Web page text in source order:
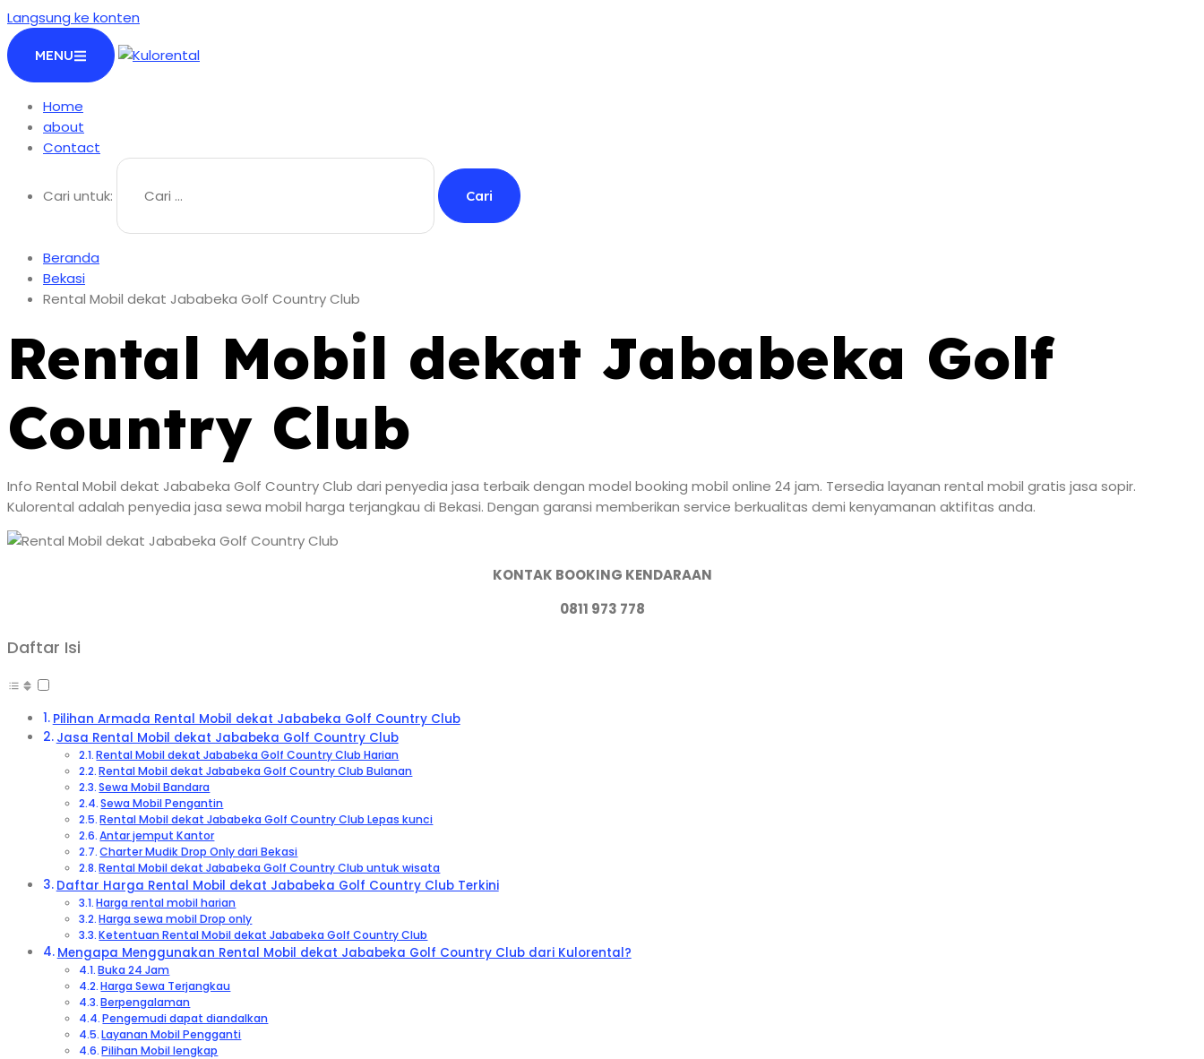
Langsung ke konten
MENU
Home
about
Contact
Cari untuk:
Beranda
Bekasi
Rental Mobil dekat Jababeka Golf Country Club
Rental Mobil dekat Jababeka Golf
Country Club
Info Rental Mobil dekat Jababeka Golf Country Club dari penyedia jasa terbaik dengan model booking mobil online 24 jam. Tersedia layanan rental mobil gratis jasa sopir.
Kulorental adalah penyedia jasa sewa mobil harga terjangkau di Bekasi. Dengan garansi memberikan service berkualitas demi kenyamanan aktifitas anda.
KONTAK BOOKING KENDARAAN
0811 973 778
Daftar Isi
Pilihan Armada Rental Mobil dekat Jababeka Golf Country Club
Jasa Rental Mobil dekat Jababeka Golf Country Club
Rental Mobil dekat Jababeka Golf Country Club Harian
Rental Mobil dekat Jababeka Golf Country Club Bulanan
Sewa Mobil Bandara
Sewa Mobil Pengantin
Rental Mobil dekat Jababeka Golf Country Club Lepas kunci
Antar jemput Kantor
Charter Mudik Drop Only dari Bekasi
Rental Mobil dekat Jababeka Golf Country Club untuk wisata
Daftar Harga Rental Mobil dekat Jababeka Golf Country Club Terkini
Harga rental mobil harian
Harga sewa mobil Drop only
Ketentuan Rental Mobil dekat Jababeka Golf Country Club
Mengapa Menggunakan Rental Mobil dekat Jababeka Golf Country Club dari Kulorental?
Buka 24 Jam
Harga Sewa Terjangkau
Berpengalaman
Pengemudi dapat diandalkan
Layanan Mobil Pengganti
Pilihan Mobil lengkap